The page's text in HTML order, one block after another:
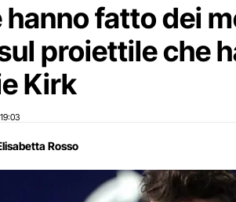
hanno fatto dei
proiettile che
Kirk
19:03
Rosso